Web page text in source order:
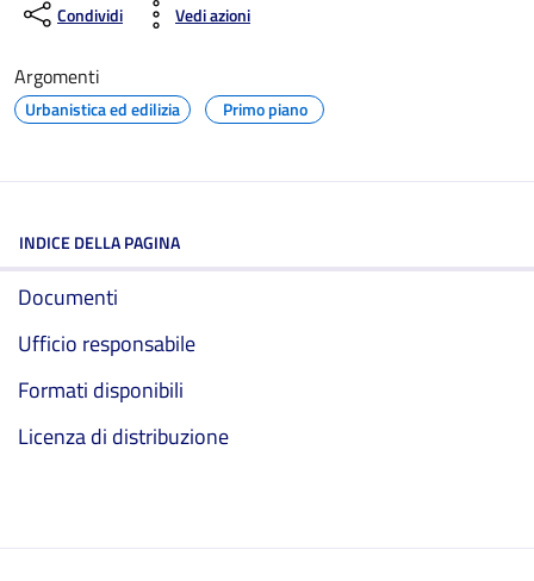
Condividi Vedi azioni
Argomenti
Urbanistica ed edilizia Primo piano
INDICE DELLA PAGINA
Documenti
Ufficio responsabile
Formati disponibili
Licenza di distribuzione